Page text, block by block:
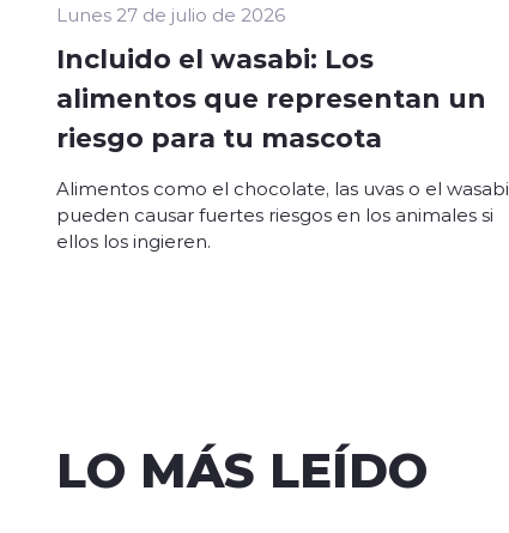
Lunes 27 de julio de 2026
Incluido el wasabi: Los
alimentos que representan un
riesgo para tu mascota
Alimentos como el chocolate, las uvas o el wasabi
pueden causar fuertes riesgos en los animales si
ellos los ingieren.
LO MÁS LEÍDO